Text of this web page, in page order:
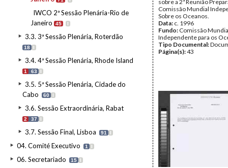
IWCO 2ª Sessão Plenária-Rio de
Janeiro
45 I
3.3. 3ª Sessão Plenária, Roterdão
18 I
3.4. 4ª Sessão Plenária, Rhode Island
1 63 I
3.5. 5ª Sessão Plenária, Cidade do
Cabo
60 I
3.6. Sessão Extraordinária, Rabat
2 37 I
3.7. Sessão Final, Lisboa 91 I
04. Comité Executivo 1 I
06. Secretariado 15 I
sobre a 2ª Reunião
Comissão Mundial
Sobre os Oceanos.
Data: c. 1996
Fundo: Comissão
Independente para os
Tipo Documental:
Página(s):43